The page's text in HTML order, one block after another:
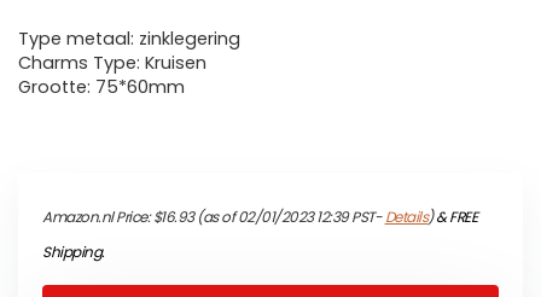
Type metaal: zinklegering
Charms Type: Kruisen
Grootte: 75*60mm
Amazon.nl Price:$16.93(as of 02/01/2023 12:39 PST-Details)&FREE
Shipping.